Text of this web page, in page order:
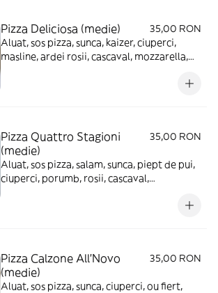
Pizza Deliciosa (medie)
35,00 RON
Aluat, sos pizza, sunca, kaizer, ciuperci,
masline, ardei rosii, cascaval, mozzarella,
Pizza Quattro Stagioni
(medie)
35,00 RON
Aluat, sos pizza, salam, sunca, piept de pui,
ciuperci, porumb, rosii, cascaval,
Pizza Calzone All'Novo
(medie)
35,00 RON
Aluat, sos pizza, sunca, ciuperci, ou fiert,